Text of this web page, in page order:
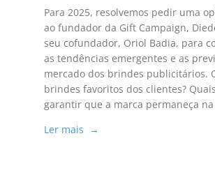
Para 2025, resolvemos pedir uma
ao fundador da Gift Campaign,
seu cofundador, Oriol Badia, para
as tendências emergentes e as
mercado dos brindes publicitários.
brindes favoritos dos clientes?
garantir que a marca permaneça
Ler mais →